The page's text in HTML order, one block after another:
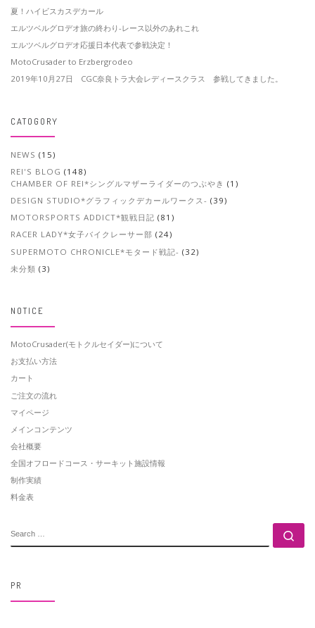
夏！ハイビスカスデカール
エルツベルグロデオ旅の終わり-レース以外のあれこれ
エルツベルグロデオ応援日本代表で参戦決定！
MotoCrusader to Erzbergrodeo
2019年10月27日 CGC奈良トラ大会レディースクラス 参戦してきました。
CATOGORY
NEWS (15)
REI'S BLOG (148)
CHAMBER OF REI*シングルマザーライダーのつぶやき (1)
DESIGN STUDIO*グラフィックデカールワークス- (39)
MOTORSPORTS ADDICT*観戦日記 (81)
RACER LADY*女子バイクレーサー部 (24)
SUPERMOTO CHRONICLE*モタード戦記- (32)
未分類 (3)
NOTICE
MotoCrusader(モトクルセイダー)について
お支払い方法
カート
ご注文の流れ
マイページ
メインコンテンツ
会社概要
全国オフロードコース・サーキット施設情報
制作実績
料金表
PR